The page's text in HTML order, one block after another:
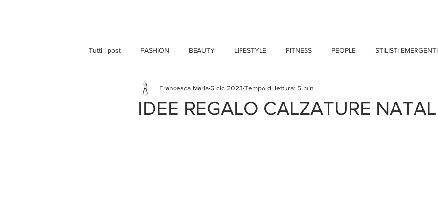
Tutti i post FASHION BEAUTY LIFESTYLE FITNESS PEOPLE STILISTI EMERGENTI
IDEE REGALO CALZATURE
Francesca Maria6 dic 2023 Tempo di lettura: 5 min